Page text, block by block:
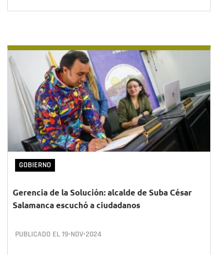
GOBIERNO
Gerencia de la Solución: alcalde de Suba César
Salamanca escuchó a ciudadanos
PUBLICADO EL19•NOV•2024